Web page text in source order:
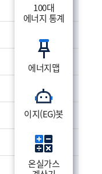
100대
에너지 통계
에너지맵
이지(EG)봇
온실가스
1,694.8
1,854.3
1,979.1
2,231.5
2,689.3
2,812.4